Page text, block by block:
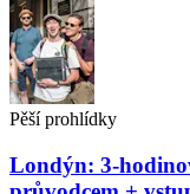
Pěší prohlídky
Londýn: 3-